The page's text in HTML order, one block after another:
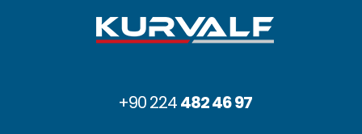
+90 224482 46 97